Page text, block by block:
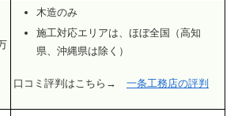
木造のみ
施工対応エリアは、ほぼ全国（高知
県、沖縄県は除く）
口コミ評判はこちら→ 一条工務店の評判